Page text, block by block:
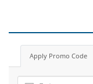
Apply Promo Code